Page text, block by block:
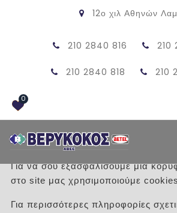
12ο χιλ Αθηνών
210 2840 816 210
210 2840 818 210
0
Αποδοχή Cookies
Για να σου εξασφαλίσουμε μια
στο site μας χρησιμοποιούμε
Για περισσότερες πληροφορίες